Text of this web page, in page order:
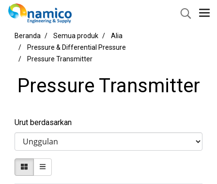
Beranda Semua produk
Alia
Pressure & Differential Pressure
Pressure Transmitter
Pressure Transmitter
Urut berdasarkan